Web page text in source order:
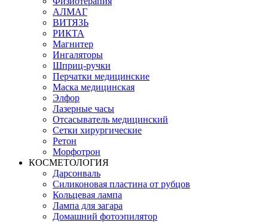
АЛМАГ
ВИТЯЗЬ
РИКТА
Магнитер
Ингаляторы
Шприц-ручки
Перчатки медицинские
Маска медицинская
Элфор
Лазерные часы
Отсасыватель медицинский
Сетки хирургические
Ретон
Морфотрон
КОСМЕТОЛОГИЯ
Дарсонваль
Силиконовая пластина от рубцов
Кольцевая лампа
Лампа для загара
Домашний фотоэпилятор